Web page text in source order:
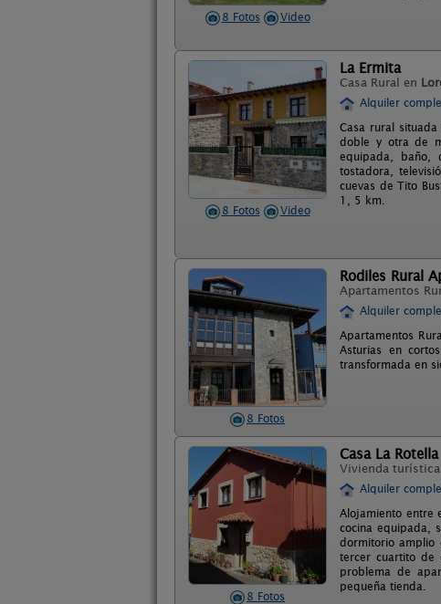
8 Fotos Video
8 Fotos Video
La Ermita
Casa Rural en
Alquiler
Casa rural
doble y otra de
equipada, baño,
tostadora,
cuevas de Tito
1, 5 km.
8 Fotos
Rodiles Rural
Apartamentos
Alquiler
Apartamentos
Asturias en
transformada en
8 Fotos
Casa La Rotella
Vivienda turística
Alquiler
Alojamiento entre
cocina equipada,
dormitorio amplio
tercer cuartito de
problema de
pequeña tienda.